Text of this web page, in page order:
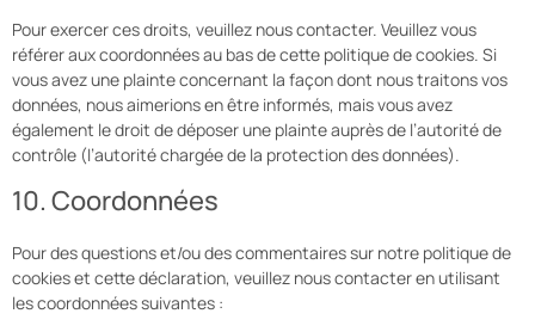
Pour exercer ces droits, veuillez nous contacter. Veuillez vous
référer aux coordonnées au bas de cette politique de cookies. Si
vous avez une plainte concernant la façon dont nous traitons vos
données, nous aimerions en être informés, mais vous avez
également le droit de déposer une plainte auprès de l’autorité de
contrôle (l’autorité chargée de la protection des données).
10. Coordonnées
Pour des questions et/ou des commentaires sur notre politique de
cookies et cette déclaration, veuillez nous contacter en utilisant
les coordonnées suivantes :